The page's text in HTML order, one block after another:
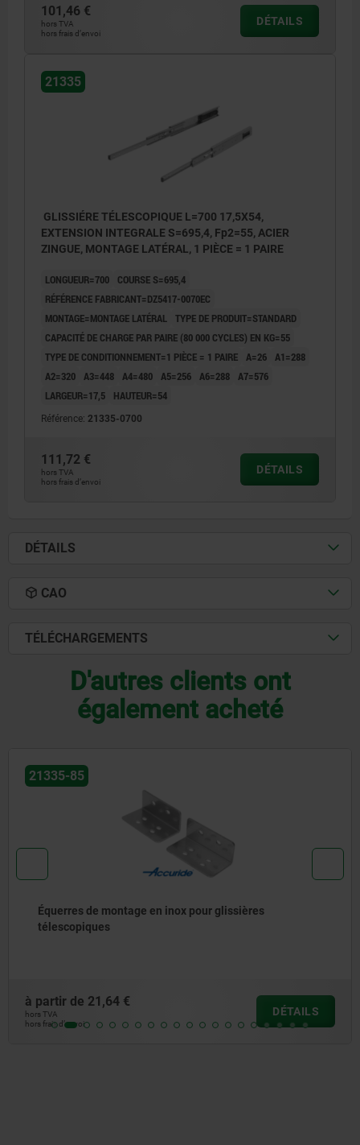
101,46 €
hors TVA
hors frais d’envoi
DÉTAILS
21335
GLISSIÉRE TÉLESCOPIQUE L=700 17,5X54,
EXTENSION INTEGRALE S=695,4, Fp2=55, ACIER
ZINGUE, MONTAGE LATÉRAL, 1 PIÈCE = 1 PAIRE
LONGUEUR=700
COURSE S=695,4
RÉFÉRENCE FABRICANT=DZ5417-0070EC
MONTAGE=MONTAGE LATÉRAL TYPE DE PRODUIT=STANDARD
CAPACITÉ DE CHARGE PAR PAIRE (80 000 CYCLES) EN KG=55
TYPE DE CONDITIONNEMENT=1 PIÈCE = 1 PAIRE A=26 A1=288
A2=320 A3=448 A4=480 A5=256 A6=288 A7=576
LARGEUR=17,5
HAUTEUR=54
Référence: 21335-0700
111,72 €
hors TVA
hors frais d’envoi
DÉTAILS
DÉTAILS
CAO
TÉLÉCHARGEMENTS
D'autres clients ont
également acheté
DÉTAILS
Glissières télescopiques en acier
66,77 €
hors frais d’envoi